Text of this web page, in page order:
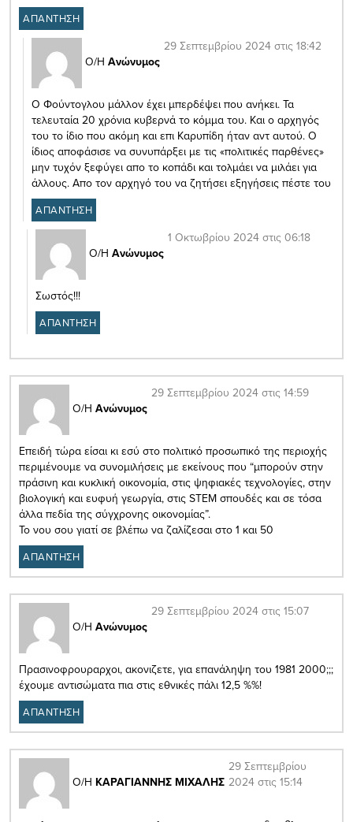
ΑΠΑΝΤΗΣΗ
Ο/Η Ανώνυμος
29 Σεπτεμβρίου 2024 στις 18:42
Ο Φούντογλου μάλλον έχει μπερδέψει που ανήκει. Τα
τελευταία 20 χρόνια κυβερνά το κόμμα του. Και ο αρχηγός
του το ίδιο που ακόμη και επι Καρυπίδη ήταν αντ αυτού. Ο
ίδιος αποφάσισε να συνυπάρξει με τις «πολιτικές παρθένες»
μην τυχόν ξεφύγει απο το κοπάδι και τολμάει να μιλάει για
άλλους. Απο τον αρχηγό του να ζητήσει εξηγήσεις πέστε του
ΑΠΑΝΤΗΣΗ
Ο/Η Ανώνυμος
1 Οκτωβρίου 2024 στις 06:18
Σωστός!!!
ΑΠΑΝΤΗΣΗ
Ο/Η Ανώνυμος
29 Σεπτεμβρίου 2024 στις 14:59
Επειδή τώρα είσαι κι εσύ στο πολιτικό προσωπικό της περιοχής
περιμένουμε να συνομιλήσεις με εκείνους που “μπορούν στην
πράσινη και κυκλική οικονομία, στις ψηφιακές τεχνολογίες, στην
βιολογική και ευφυή γεωργία, στις STEM σπουδές και σε τόσα
άλλα πεδία της σύγχρονης οικονομίας”.
Το νου σου γιατί σε βλέπω να ζαλίζεσαι στο 1 και 50
ΑΠΑΝΤΗΣΗ
Ο/Η Ανώνυμος
29 Σεπτεμβρίου 2024 στις 15:07
Πρασινοφρουραρχοι, ακονιζετε, για επανάληψη του 1981 2000;;;
έχουμε αντισώματα πια στις εθνικές πάλι 12,5 %%!
ΑΠΑΝΤΗΣΗ
Ο/Η ΚΑΡΑΓΙΑΝΝΗΣ ΜΙΧΑΛΗΣ
29 Σεπτεμβρίου
2024 στις 15:14